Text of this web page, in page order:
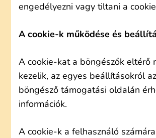
engedélyezni vagy tiltani a
A cookie-k működése és
A cookie-kat a böngészők eltérő
kezelik, az egyes beállításokról
böngésző támogatási oldalán
információk.
A cookie-k a felhasználó számára